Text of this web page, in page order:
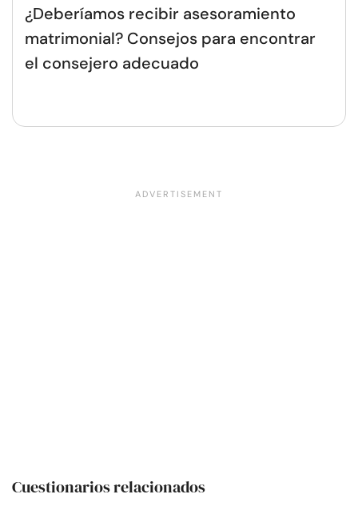
¿Deberíamos recibir asesoramiento
matrimonial? Consejos para encontrar
el consejero adecuado
Cuestionarios relacionados